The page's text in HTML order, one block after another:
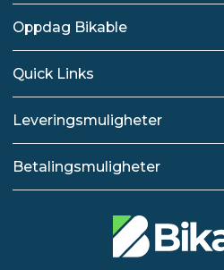
Oppdag Bikable
Quick Links
Leveringsmuligheter
Betalingsmuligheter